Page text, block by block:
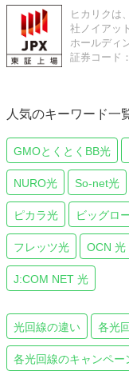
ヒカリクは
社ノイアッ
ホールディ
証券コード
人気のキーワード一
GMOとくとくBB光
NURO光 So-net光
ピカラ光 ビッグロ
フレッツ光 OCN 光
J:COM NET 光
光回線の違い 各光
各光回線のキャンペー